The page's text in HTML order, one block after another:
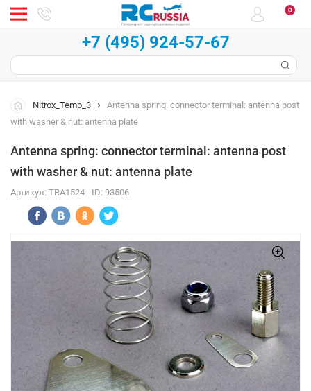
0
+7 (495) 924-57-67
Nitrox_Temp_3
Antenna spring: connector terminal: antenna post
with washer & nut: antenna plate
Antenna spring: connector terminal: antenna post
with washer & nut: antenna plate
Артикул: TRA1524 ID: 93506